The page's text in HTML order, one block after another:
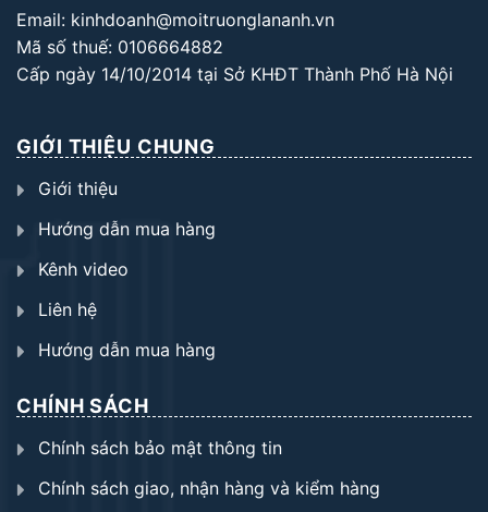
Email: kinhdoanh@moitruonglananh.vn
Mã số thuế: 0106664882
Cấp ngày 14/10/2014 tại Sở KHĐT Thành Phố Hà Nội
GIỚI THIỆU CHUNG
Giới thiệu
Hướng dẫn mua hàng
Kênh video
Liên hệ
Hướng dẫn mua hàng
CHÍNH SÁCH
Chính sách bảo mật thông tin
Chính sách giao, nhận hàng và kiểm hàng